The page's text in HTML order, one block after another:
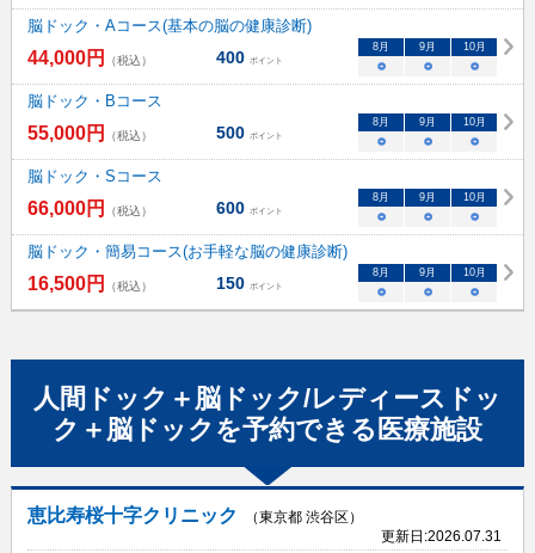
脳ドック・Aコース(基本の脳の健康診断)
44,000円 （税込） 400 ポイント
8月 9月 10月
○ ○ ○
脳ドック・Bコース
55,000円 （税込） 500 ポイント
8月 9月 10月
○ ○ ○
脳ドック・Sコース
66,000円 （税込） 600 ポイント
8月 9月 10月
○ ○ ○
脳ドック・簡易コース(お手軽な脳の健康診断)
16,500円 （税込） 150 ポイント
8月 9月 10月
○ ○ ○
人間ドック＋脳ドック/レディースドッ
ク＋脳ドック を予約できる 医療施設
恵比寿桜十字クリニック
（東京都 渋谷区）
更新日:2026.07.31